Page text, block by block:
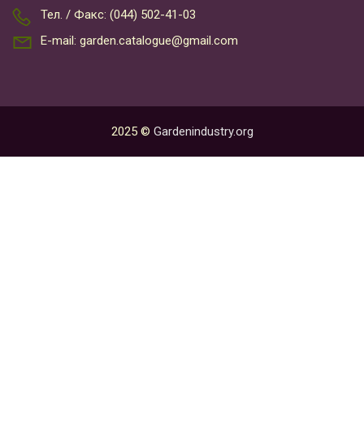
Тел. / Факс: (044) 502-41-03
E-mail: garden.catalogue@gmail.com
2025 © Gardenindustry.org